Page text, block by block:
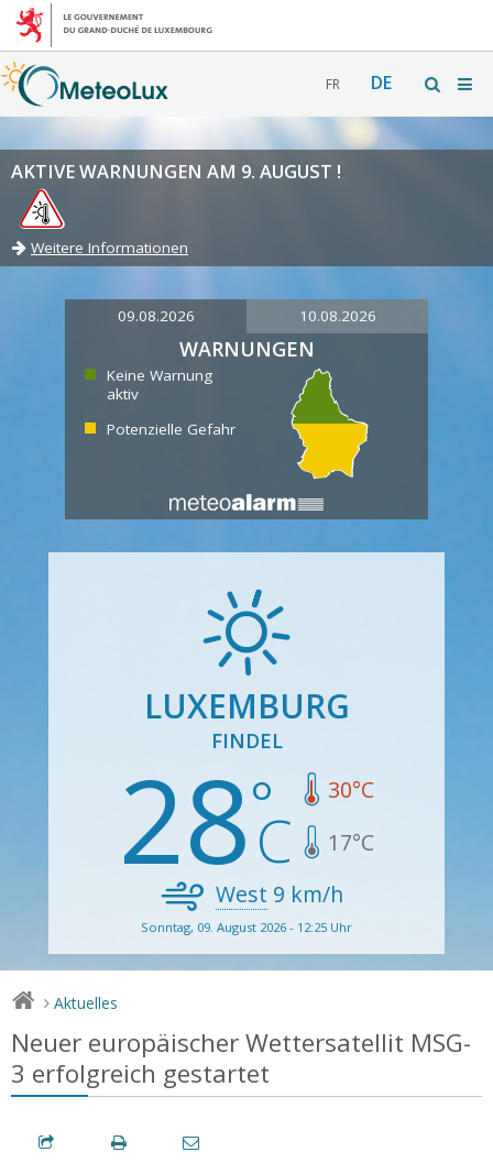
FR DE
AKTIVE WARNUNGEN AM 9. AUGUST !
Weitere Informationen
09.08.2026 10.08.2026
WARNUNGEN
Keine Warnung
aktiv
Potenzielle Gefahr
LUXEMBURG
FINDEL
28 30°C
17°C
West 9 km/h
Sonntag, 09. August 2026 - 12:25 Uhr
> Aktuelles
Neuer europäischer Wettersatellit MSG-
3 erfolgreich gestartet